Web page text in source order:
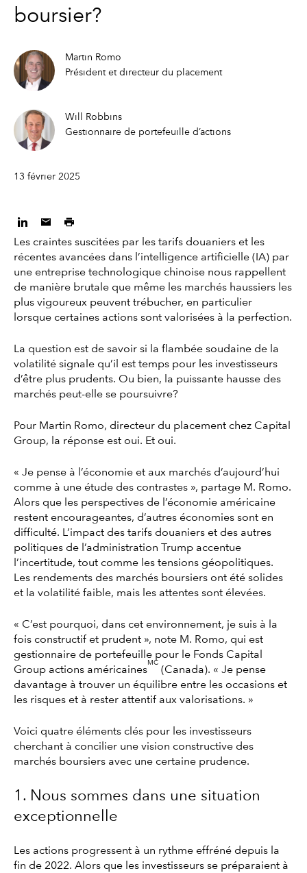
boursier?
Martin Romo
Président et directeur du placement
Will Robbins
Gestionnaire de portefeuille d’actions
13 février 2025
Les craintes suscitées par les tarifs douaniers et les
récentes avancées dans l’intelligence artificielle (IA) par
une entreprise technologique chinoise nous rappellent
de manière brutale que même les marchés haussiers les
plus vigoureux peuvent trébucher, en particulier
lorsque certaines actions sont valorisées à la perfection.
La question est de savoir si la flambée soudaine de la
volatilité signale qu’il est temps pour les investisseurs
d’être plus prudents. Ou bien, la puissante hausse des
marchés peut-elle se poursuivre?
Pour Martin Romo, directeur du placement chez Capital
Group, la réponse est oui. Et oui.
« Je pense à l’économie et aux marchés d’aujourd’hui
comme à une étude des contrastes », partage M. Romo.
Alors que les perspectives de l’économie américaine
restent encourageantes, d’autres économies sont en
difficulté. L’impact des tarifs douaniers et des autres
politiques de l’administration Trump accentue
l’incertitude, tout comme les tensions géopolitiques.
Les rendements des marchés boursiers ont été solides
et la volatilité faible, mais les attentes sont élevées.
« C’est pourquoi, dans cet environnement, je suis à la
fois constructif et prudent », note M. Romo, qui est
gestionnaire de portefeuille pour le Fonds Capital
Group actions américaines
MC
(Canada). « Je pense
davantage à trouver un équilibre entre les occasions et
les risques et à rester attentif aux valorisations. »
Voici quatre éléments clés pour les investisseurs
cherchant à concilier une vision constructive des
marchés boursiers avec une certaine prudence.
1. Nous sommes dans une situation
exceptionnelle
Les actions progressent à un rythme effréné depuis la
fin de 2022. Alors que les investisseurs se préparaient à